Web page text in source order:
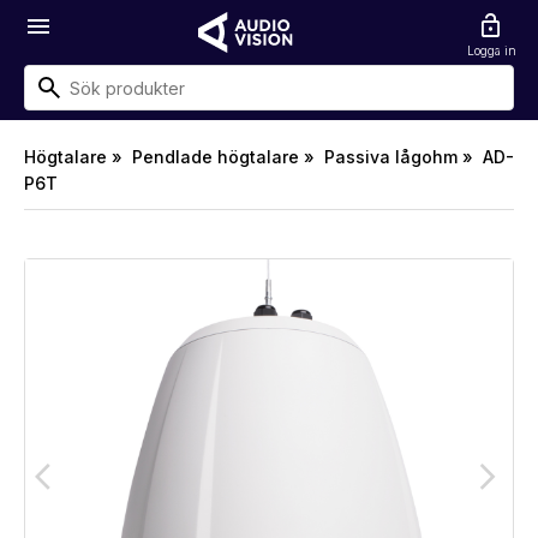
menu lock_open
Logga in
Högtalare » Pendlade högtalare » Passiva lågohm » AD-
P6T
arrow_back_ios arrow_forward_ios